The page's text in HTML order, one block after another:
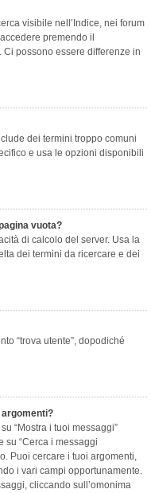
visibile nell’Indice, nei forum
premendo il
Ci possono essere differenze in
dei termini troppo comuni
e usa le opzioni disponibili
vuota?
di calcolo del server. Usa la
dei termini da ricercare e dei
“trova utente”, dopodiché
“Mostra i tuoi messaggi”
su “Cerca i messaggi
Puoi cercare i tuoi argomenti,
i vari campi opportunamente.
cliccando sull’omonima